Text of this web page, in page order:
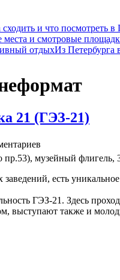
и что посмотреть в
и смотровые
отдыхИз Петербурга
21 (ГЭЗ-21)
пр.53), музейный флигель,
есть
ГЭЗ-21. Здесь
выступают также и